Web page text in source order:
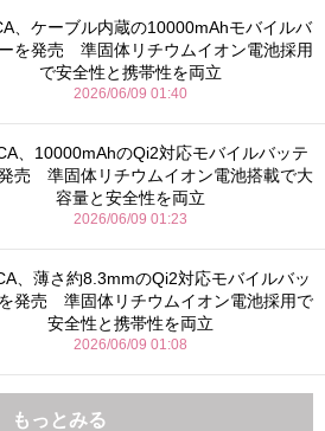
、ケーブル内蔵の10000mAhモバイルバ
を発売 準固体リチウムイオン電池採用
で安全性と携帯性を両立
2026/06/09 01:40
、10000mAhのQi2対応モバイルバッテ
売 準固体リチウムイオン電池搭載で大
容量と安全性を両立
2026/06/09 01:23
、薄さ約8.3mmのQi2対応モバイルバッ
発売 準固体リチウムイオン電池採用で
安全性と携帯性を両立
2026/06/09 01:08
もっとみる